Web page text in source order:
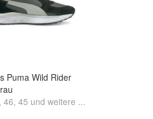
Puma Wild Rider
, 46, 45 und weitere ...